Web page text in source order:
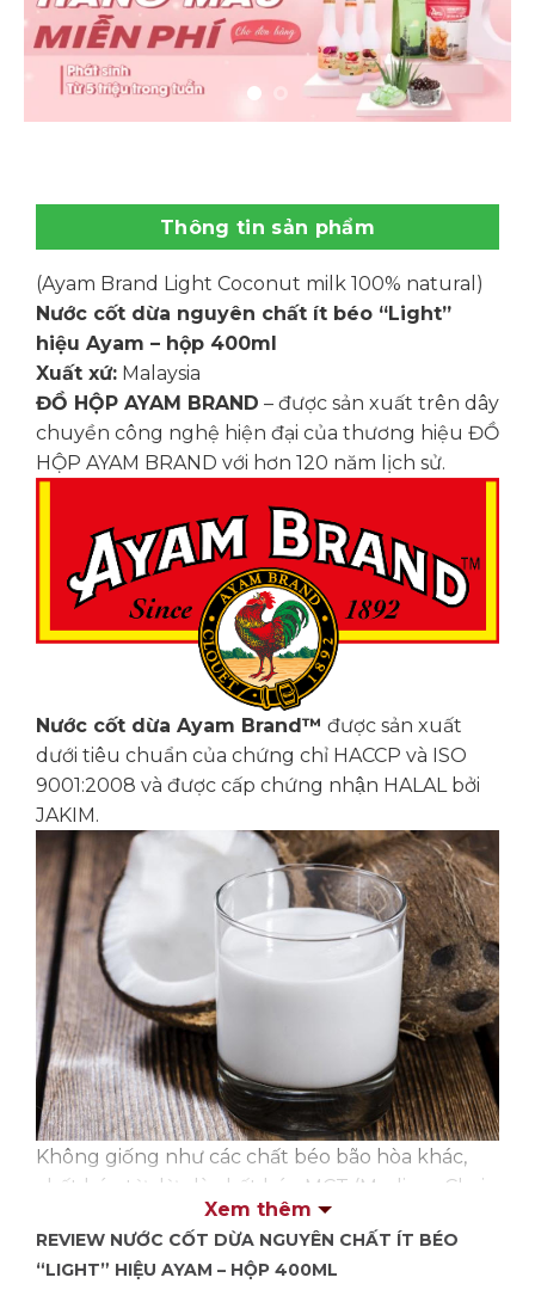
Thông tin sản phẩm
(Ayam Brand Light Coconut milk 100% natural)
Nước cốt dừa nguyên chất ít béo “Light”
hiệu Ayam – hộp 400ml
Xuất xứ:Malaysia
ĐỒ HỘP AYAM BRAND – được sản xuất trên dây
chuyền công nghệ hiện đại của thương hiệu ĐỒ
HỘP AYAM BRAND với hơn 120 năm lịch sử.
Nước cốt dừa Ayam Brand™ được sản xuất
dưới tiêu chuẩn của chứng chỉ HACCP và ISO
9001:2008 và được cấp chứng nhận HALAL bởi
JAKIM.
Không giống như các chất béo bão hòa khác,
chất béo từ dừa là chất béo MCT (Medium Chain
Fatty Acid) có thể hòa tan và giúp cơ thể hấp
thu dễ dàng. Dừa còn là một trong các thực
phẩm giàu Axit Lauric nhất, có chức năng chống
Xem thêm
REVIEW NƯỚC CỐT DỪA NGUYÊN CHẤT ÍT BÉO
“LIGHT” HIỆU AYAM – HỘP 400ML